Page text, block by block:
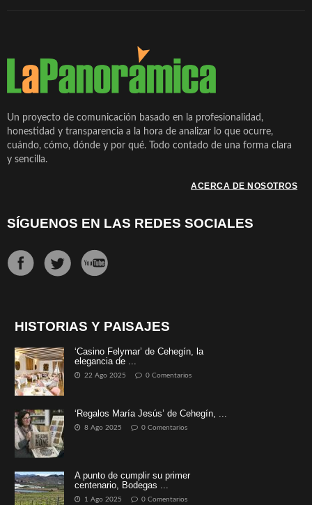
Un proyecto de comunicación basado en la profesionalidad,
honestidad y transparencia a la hora de analizar lo que ocurre,
cuándo, cómo, dónde y por qué. Todo contado de una forma clara
y sencilla.
ACERCA DE NOSOTROS
SÍGUENOS EN LAS REDES SOCIALES
HISTORIAS Y PAISAJES
‘Casino Felymar’ de Cehegín, la
elegancia de ...
22 Ago 2025 0 Comentarios
‘Regalos María Jesús’ de Cehegín, ...
8 Ago 2025 0 Comentarios
A punto de cumplir su primer
centenario, Bodegas ...
1 Ago 2025 0 Comentarios